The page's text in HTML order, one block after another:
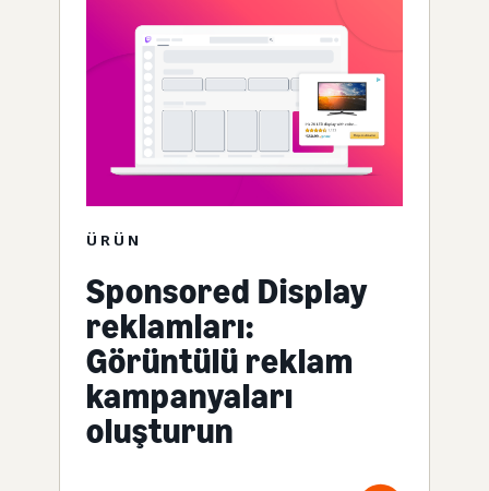
ÜRÜN
Sponsored Display
reklamları:
Görüntülü reklam
kampanyaları
oluşturun